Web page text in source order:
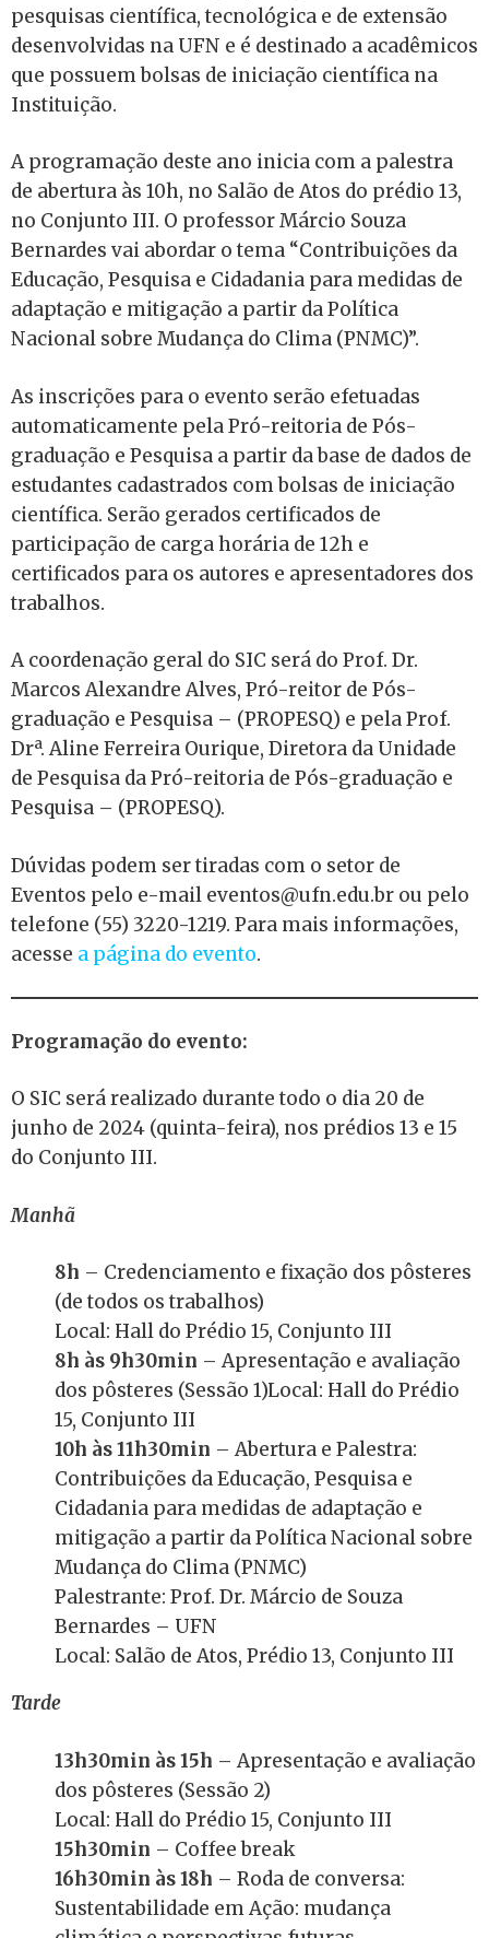
pesquisas científica, tecnológica e de extensão
desenvolvidas na UFN e é destinado a acadêmicos
que possuem bolsas de iniciação científica na
Instituição.
A programação deste ano inicia com a palestra
de abertura às 10h, no Salão de Atos do prédio 13,
no Conjunto III. O professor Márcio Souza
Bernardes vai abordar o tema “Contribuições da
Educação, Pesquisa e Cidadania para medidas de
adaptação e mitigação a partir da Política
Nacional sobre Mudança do Clima (PNMC)”.
As inscrições para o evento serão efetuadas
automaticamente pela Pró-reitoria de Pós-
graduação e Pesquisa a partir da base de dados de
estudantes cadastrados com bolsas de iniciação
científica. Serão gerados certificados de
participação de carga horária de 12h e
certificados para os autores e apresentadores dos
trabalhos.
A coordenação geral do SIC será do Prof. Dr.
Marcos Alexandre Alves, Pró-reitor de Pós-
graduação e Pesquisa – (PROPESQ) e pela Prof.
Drª. Aline Ferreira Ourique, Diretora da Unidade
de Pesquisa da Pró-reitoria de Pós-graduação e
Pesquisa – (PROPESQ).
Dúvidas podem ser tiradas com o setor de
Eventos pelo e-mail eventos@ufn.edu.br ou pelo
telefone (55) 3220-1219. Para mais informações,
acesse a página do evento.
Programação do evento:
O SIC será realizado durante todo o dia 20 de
junho de 2024 (quinta-feira), nos prédios 13 e 15
do Conjunto III.
Manhã
8h – Credenciamento e fixação dos pôsteres
(de todos os trabalhos)
Local: Hall do Prédio 15, Conjunto III
8h às 9h30min – Apresentação e avaliação
dos pôsteres (Sessão 1)Local: Hall do Prédio
15, Conjunto III
10h às 11h30min – Abertura e Palestra:
Contribuições da Educação, Pesquisa e
Cidadania para medidas de adaptação e
mitigação a partir da Política Nacional sobre
Mudança do Clima (PNMC)
Palestrante: Prof. Dr. Márcio de Souza
Bernardes – UFN
Local: Salão de Atos, Prédio 13, Conjunto III
Tarde
13h30min às 15h – Apresentação e avaliação
dos pôsteres (Sessão 2)
Local: Hall do Prédio 15, Conjunto III
15h30min – Coffee break
16h30min às 18h – Roda de conversa:
Sustentabilidade em Ação: mudança